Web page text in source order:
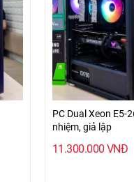
PC Dual Xeon E5-
nhiệm, giả lập
11.300.000 VNĐ